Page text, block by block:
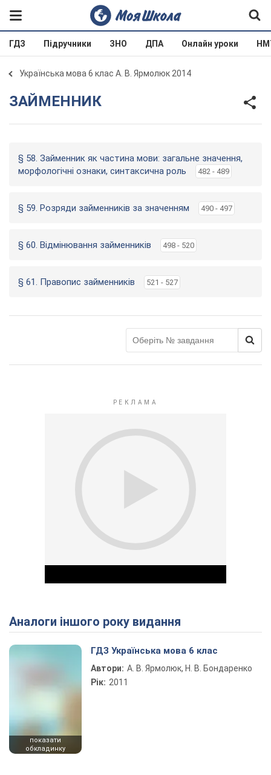
ГДЗ Підручники ЗНО ДПА Онлайн уроки
Українська мова 6 клас А. В. Ярмолюк 2014
ЗАЙМЕННИК
§ 58. Займенник як частина мови: загальне значення,
морфологічні ознаки, синтаксична роль
482 - 489
§ 59. Розряди займенників за значенням 490 - 497
§ 60. Відмінювання займенників 498 - 520
§ 61. Правопис займенників 521 - 527
Play Video
Аналоги іншого року видання
показати
обкладинку
ГДЗ Українська мова 6 клас
Автори: А. В. Ярмолюк, Н. В. Бондаренко
Рік: 2011